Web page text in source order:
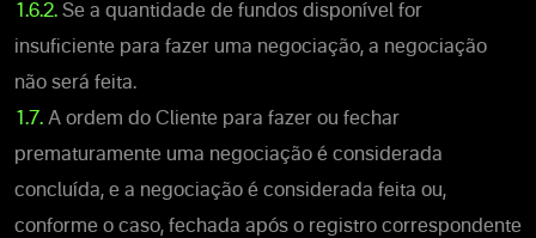
1.6.2. Se a quantidade de fundos disponível for
insuficiente para fazer uma negociação, a negociação
não será feita.
1.7. A ordem do Cliente para fazer ou fechar
prematuramente uma negociação é considerada
concluída, e a negociação é considerada feita ou,
conforme o caso, fechada após o registro correspondente